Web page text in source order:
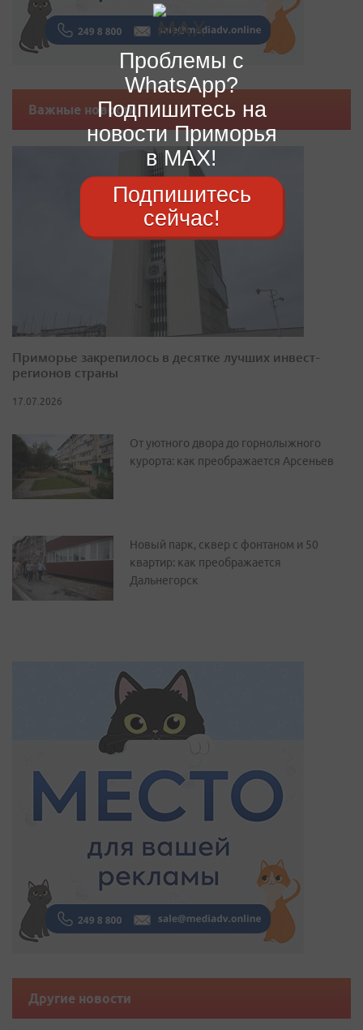
Важные новости
Приморье закрепилось в десятке лучших инвест-
регионов страны
17.07.2026
От уютного двора до горнолыжного
курорта: как преображается Арсеньев
Новый парк, сквер с фонтаном и 50
квартир: как преображается
Дальнегорск
Другие новости
Проблемы с
WhatsApp?
Подпишитесь на
новости Приморья
в MAX!
Подпишитесь
сейчас!